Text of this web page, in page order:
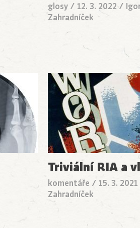
glosy/ 12. 3. 2022 /
Zahradníček
Triviální RIA a
komentáře / 15. 3. 2021
Zahradníček